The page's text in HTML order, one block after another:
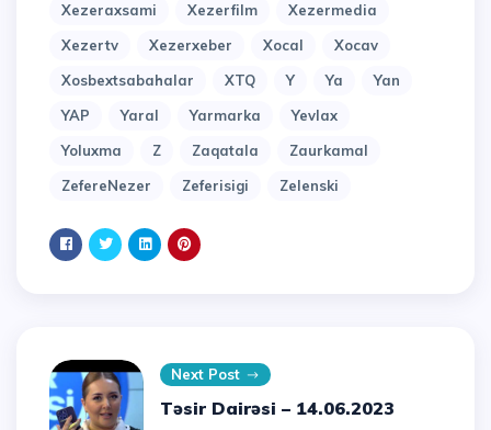
Xezeraxsami
Xezerfilm
Xezermedia
Xezertv
Xezerxeber Xocal
Xocav
Xosbextsabahalar
XTQ Y Ya
Yan
YAP
Yaral Yarmarka
Yevlax
Yoluxma
Z Zaqatala
Zaurkamal
ZefereNezer
Zeferisigi Zelenski
Next Post
Təsir Dairəsi – 14.06.2023